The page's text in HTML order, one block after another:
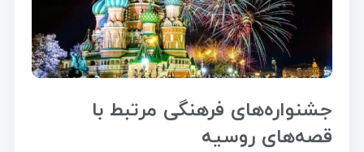
جشنواره‌های فرهنگی مرتبط با
قصه‌های روسیه